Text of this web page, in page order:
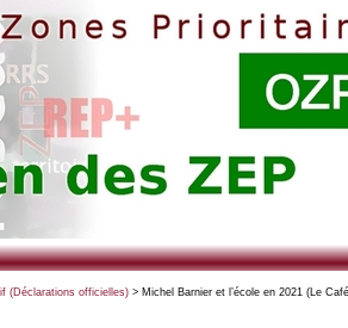
(Déclarations officielles)> Michel Barnier et l’école en 2021 (Le